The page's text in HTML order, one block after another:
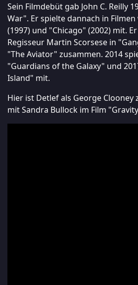
Sein Filmdebüt gab John C. Reilly
War". Er spielte dannach in
(1997) und "Chicago" (2002) mit.
Regisseur Martin Scorsese in
"The Aviator" zusammen. 2014
"Guardians of the Galaxy" und
Island" mit.
Hier ist Detlef als George Clooney
mit Sandra Bullock im Film